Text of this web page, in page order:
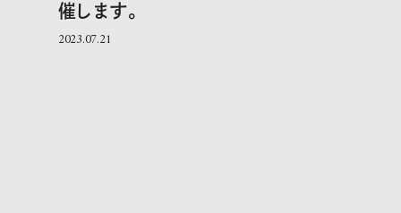
催します。
2023.07.21